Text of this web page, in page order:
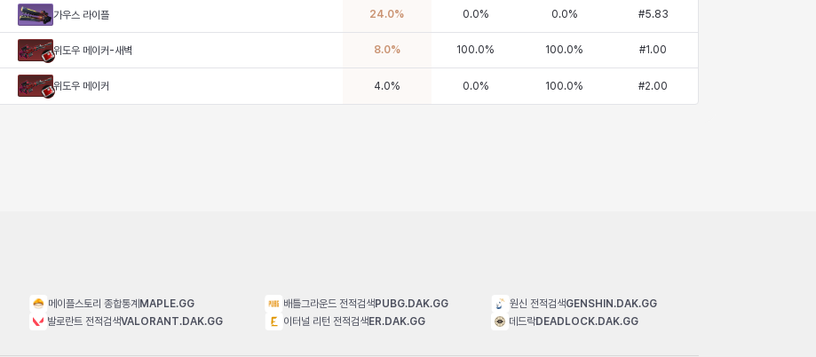
가우스 라이플 24.0% 0.0% 0.0% #5.83
위도우 메이커-새벽 8.0% 100.0% 100.0% #1.00
위도우 메이커 4.0% 0.0% 100.0% #2.00
메이플스토리 종합통계MAPLE.GG
발로란트 전적검색VALORANT.DAK.GG
배틀그라운드 전적검색PUBG.DAK.GG
이터널 리턴 전적검색ER.DAK.GG
원신 전적검색GENSHIN.DAK.GG
데드락DEADLOCK.DAK.GG